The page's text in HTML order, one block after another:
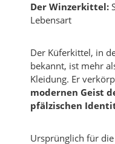
Der Winzerkittel:
Lebensart
Der Küferkittel, in
bekannt, ist mehr
Kleidung. Er
modernen Geist
pfälzischen
Ursprünglich für